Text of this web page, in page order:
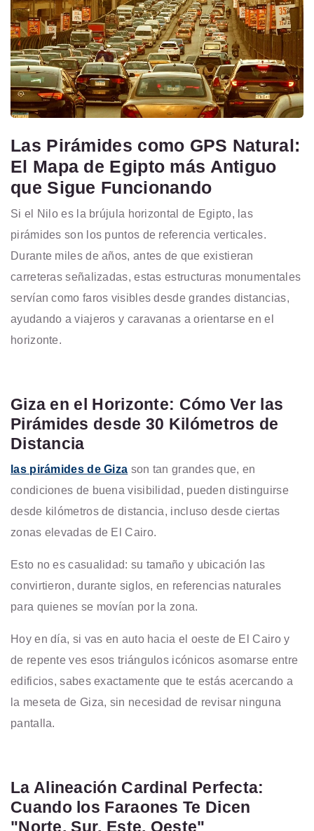
Las Pirámides como GPS Natural:
El Mapa de Egipto más Antiguo
que Sigue Funcionando
Si el Nilo es la brújula horizontal de Egipto, las
pirámides son los puntos de referencia verticales.
Durante miles de años, antes de que existieran
carreteras señalizadas, estas estructuras monumentales
servían como faros visibles desde grandes distancias,
ayudando a viajeros y caravanas a orientarse en el
horizonte.
Giza en el Horizonte: Cómo Ver las
Pirámides desde 30 Kilómetros de
Distancia
las pirámides de Giza son tan grandes que, en
condiciones de buena visibilidad, pueden distinguirse
desde kilómetros de distancia, incluso desde ciertas
zonas elevadas de El Cairo.
Esto no es casualidad: su tamaño y ubicación las
convirtieron, durante siglos, en referencias naturales
para quienes se movían por la zona.
Hoy en día, si vas en auto hacia el oeste de El Cairo y
de repente ves esos triángulos icónicos asomarse entre
edificios, sabes exactamente que te estás acercando a
la meseta de Giza, sin necesidad de revisar ninguna
pantalla.
La Alineación Cardinal Perfecta:
Cuando los Faraones Te Dicen
"Norte, Sur, Este, Oeste"